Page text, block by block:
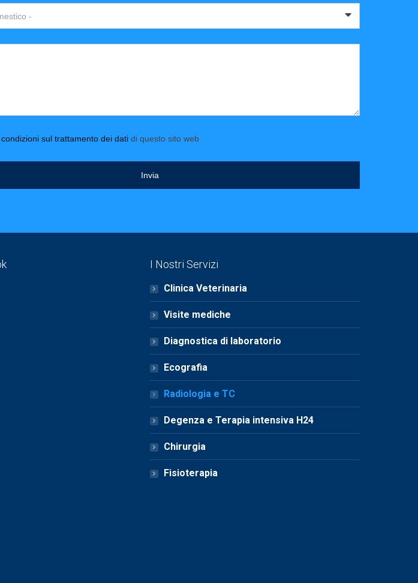
-
condizioni sul trattamento dei datidi questo sito web
Invia
I Nostri Servizi
Clinica Veterinaria
Visite mediche
Diagnostica di laboratorio
Ecografia
Radiologia e TC
Degenza e Terapia intensiva H24
Chirurgia
Fisioterapia